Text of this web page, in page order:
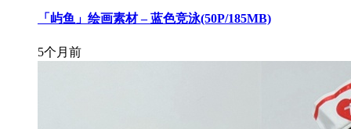
「屿鱼」绘画素材 – 蓝色竞泳(50P/185MB)
5个月前